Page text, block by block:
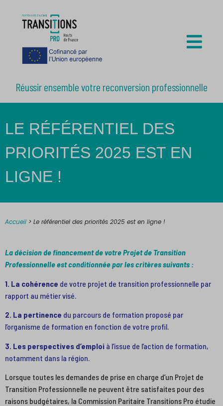
Réussir ensemble votre reconversion professionnelle
LE RÉFÉRENTIEL DES
PRIORITÉS 2025 EST EN
LIGNE !
Accueil > Le référentiel des priorités 2025 est en ligne !
La décision de financement de votre Projet de Transition
Professionnelle est conditionnée par les critères suivants :
1. La cohérence de votre projet de transition professionnelle par
rapport au métier visé.
2. La pertinence du parcours de formation proposé par
l’organisme de formation en fonction de votre profil.
3. Les perspectives d’emploi à l’issue de l’action de formation,
notamment dans la région.
Lorsque toutes les demandes de prise en charge d’un Projet de
Transition Professionnelle ne peuvent être satisfaites pour des
raisons budgétaires, la Commission Paritaire Transitions Pro étudie